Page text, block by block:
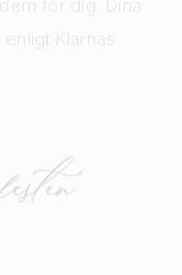
för dig. Dina
Klarnas